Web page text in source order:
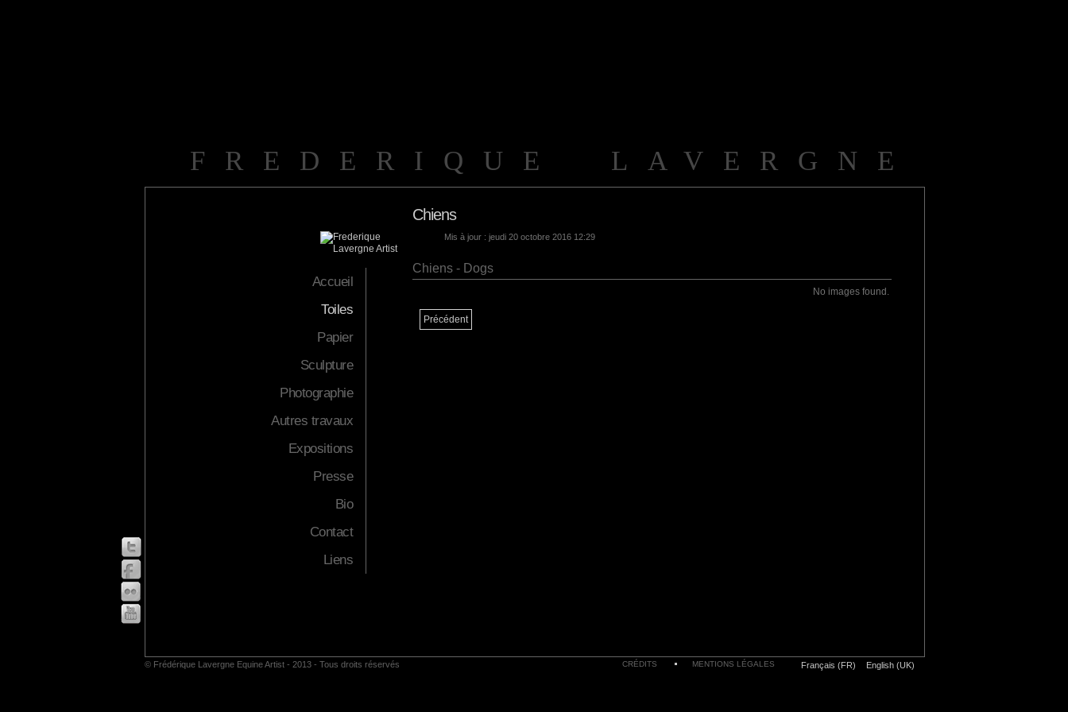
FREDERIQUE LAVERGNE
Accueil
Toiles
Papier
Sculpture
Photographie
Autres travaux
Expositions
Presse
Bio
Contact
Liens
Chiens
Mis à jour : jeudi 20 octobre 2016 12:29
Chiens - Dogs
No images found.
Précédent
Français (FR) English (UK)
CRÉDITS MENTIONS LÉGALES
© Frédérique Lavergne Equine Artist - 2013 - Tous droits réservés